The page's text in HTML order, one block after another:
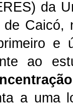
da
e
ao
a uma